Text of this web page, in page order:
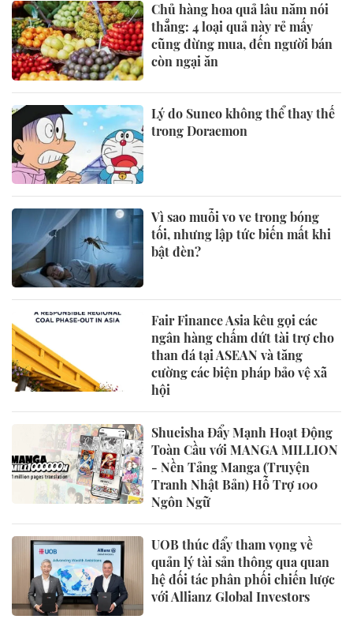
Chủ hàng hoa quả lâu năm nói
thẳng: 4 loại quả này rẻ mấy
cũng đừng mua, đến người bán
còn ngại ăn
Lý do Suneo không thể thay thế
trong Doraemon
Vì sao muỗi vo ve trong bóng
tối, nhưng lập tức biến mất khi
bật đèn?
Fair Finance Asia kêu gọi các
ngân hàng chấm dứt tài trợ cho
than đá tại ASEAN và tăng
cường các biện pháp bảo vệ xã
hội
Shueisha Đẩy Mạnh Hoạt Động
Toàn Cầu với MANGA MILLION
- Nền Tảng Manga (Truyện
Tranh Nhật Bản) Hỗ Trợ 100
Ngôn Ngữ
UOB thúc đẩy tham vọng về
quản lý tài sản thông qua quan
hệ đối tác phân phối chiến lược
với Allianz Global Investors